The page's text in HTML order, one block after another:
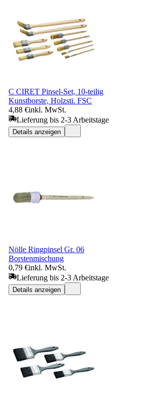
C CIRET Pinsel-Set, 10-teilig
Kunstborste, Holzsti. FSC
4,88 €inkl. MwSt.
Lieferung bis 2-3 Arbeitstage
Details anzeigen
Nölle Ringpinsel Gr. 06
Borstenmischung
0,79 €inkl. MwSt.
Lieferung bis 2-3 Arbeitstage
Details anzeigen